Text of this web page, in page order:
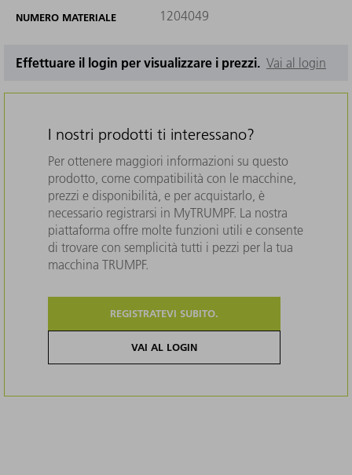
NUMERO MATERIALE 1204049
Effettuare il login per visualizzare i prezzi. Vai al login
I nostri prodotti ti interessano?
Per ottenere maggiori informazioni su questo
prodotto, come compatibilità con le macchine,
prezzi e disponibilità, e per acquistarlo, è
necessario registrarsi in MyTRUMPF. La nostra
piattaforma offre molte funzioni utili e consente
di trovare con semplicità tutti i pezzi per la tua
macchina TRUMPF.
REGISTRATEVI SUBITO.
VAI AL LOGIN